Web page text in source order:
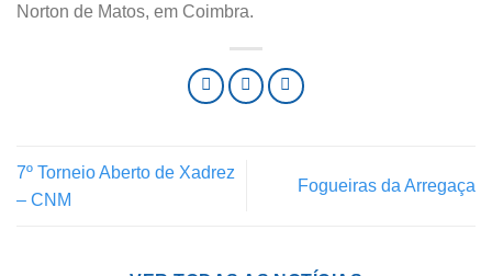
Norton de Matos, em Coimbra.
7º Torneio Aberto de Xadrez
– CNM
Fogueiras da Arregaça